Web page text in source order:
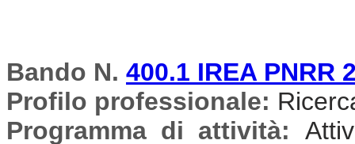
Bando N. 400.1 IREA PNRR
Profilo professionale:
Programma di attività: